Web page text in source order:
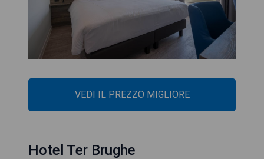
VEDI IL PREZZO MIGLIORE
Hotel Ter Brughe